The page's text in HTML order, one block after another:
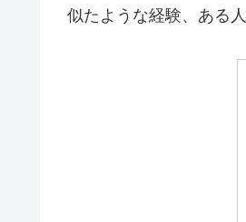
似たような経験、ある